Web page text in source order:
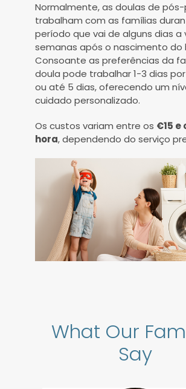
Normalmente, as doulas de
trabalham com as famílias
período que vai de alguns dias a
semanas após o nascimento do
Consoante as preferências da
doula pode trabalhar 1-3 dias
ou até 5 dias, oferecendo um
cuidado personalizado.
Os custos variam entre os €15 e
hora, dependendo do serviço
What Our
Say